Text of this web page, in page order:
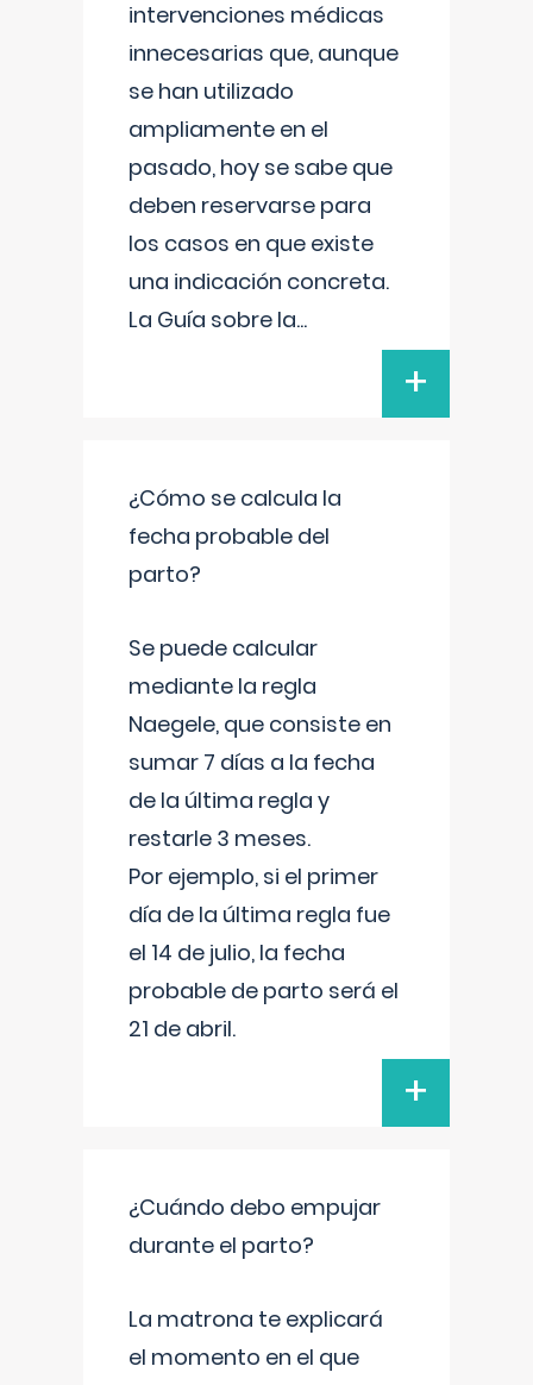
intervenciones médicas
innecesarias que, aunque
se han utilizado
ampliamente en el
pasado, hoy se sabe que
deben reservarse para
los casos en que existe
una indicación concreta.
La Guía sobre la...
+
¿Cómo se calcula la
fecha probable del
parto?
Se puede calcular
mediante la regla
Naegele, que consiste en
sumar 7 días a la fecha
de la última regla y
restarle 3 meses.
Por ejemplo, si el primer
día de la última regla fue
el 14 de julio, la fecha
probable de parto será el
21 de abril.
+
¿Cuándo debo empujar
durante el parto?
La matrona te explicará
el momento en el que